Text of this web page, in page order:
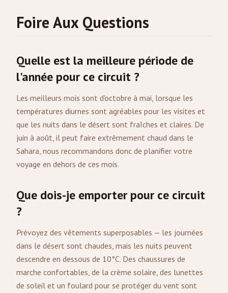
Foire Aux Questions
Quelle est la meilleure période de
l'année pour ce circuit ?
Les meilleurs mois sont d'octobre à mai, lorsque les
températures diurnes sont agréables pour les visites et
que les nuits dans le désert sont fraîches et claires. De
juin à août, il peut faire extrêmement chaud dans le
Sahara, nous recommandons donc de planifier votre
voyage en dehors de ces mois.
Que dois-je emporter pour ce circuit
?
Prévoyez des vêtements superposables — les journées
dans le désert sont chaudes, mais les nuits peuvent
descendre en dessous de 10°C. Des chaussures de
marche confortables, de la crème solaire, des lunettes
de soleil et un foulard pour se protéger du vent sont